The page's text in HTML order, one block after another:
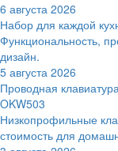
6 августа 2026
Набор для каждой
Функциональность,
дизайн.
5 августа 2026
Проводная
OKW503
Низкопрофильные
стоимость для